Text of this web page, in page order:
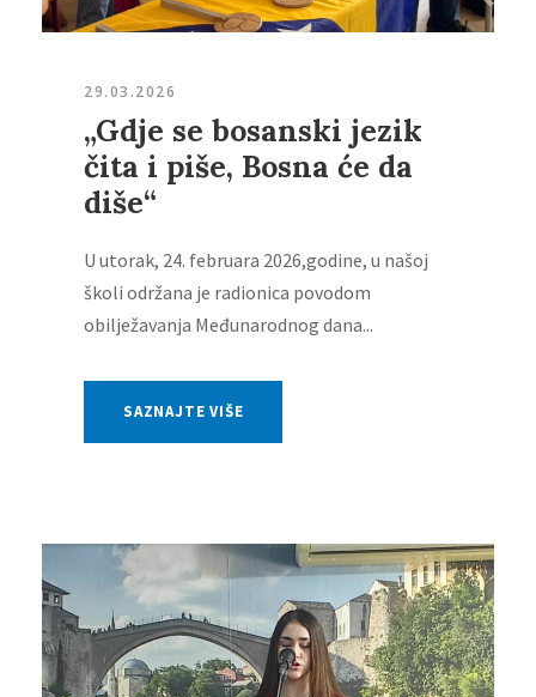
29.03.2026
„Gdje se bosanski jezik
čita i piše, Bosna će da
diše“
U utorak, 24. februara 2026,godine, u našoj
školi održana je radionica povodom
obilježavanja Međunarodnog dana...
SAZNAJTE VIŠE